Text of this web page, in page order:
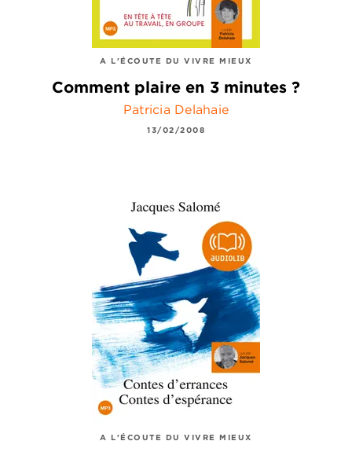
A L'ÉCOUTE DU VIVRE MIEUX
Comment plaire en 3 minutes ?
Patricia Delahaie
13/02/2008
A L'ÉCOUTE DU VIVRE MIEUX